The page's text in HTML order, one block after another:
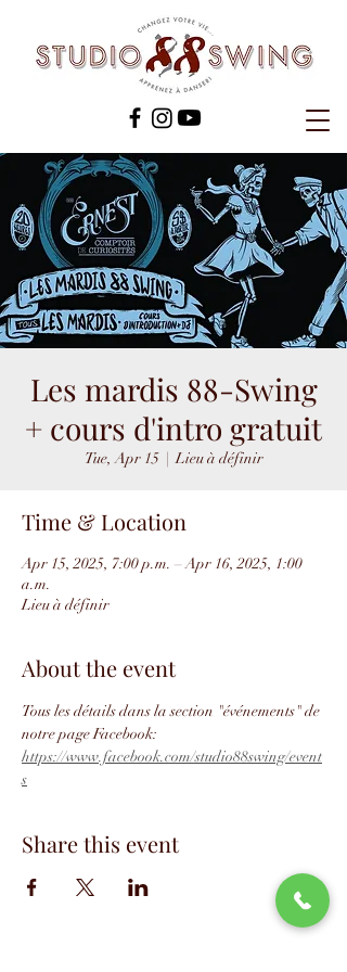
Les mardis 88-Swing
+ cours d'intro gratuit
Tue, Apr 15
  |
Lieu à définir
Time & Location
Apr 15, 2025, 7:00 p.m. – Apr 16, 2025, 1:00
a.m.
Lieu à définir
About the event
Tous les détails dans la section "événements" de
notre page Facebook:
https://www.facebook.com/studio88swing/event
s
Share this event